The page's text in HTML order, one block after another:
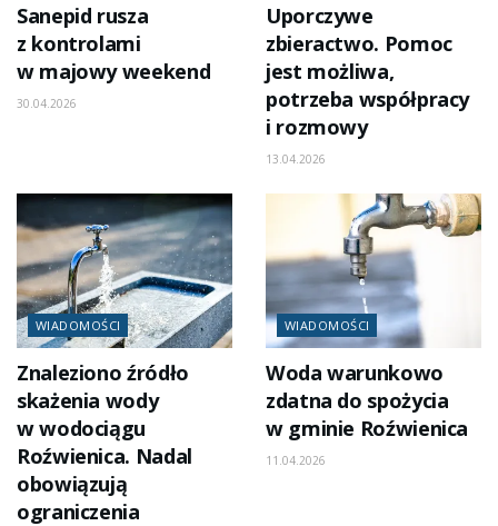
Sanepid rusza
z kontrolami
w majowy weekend
30.04.2026
Uporczywe
zbieractwo. Pomoc
jest możliwa,
potrzeba współpracy
i rozmowy
13.04.2026
WIADOMOŚCI
Znaleziono źródło
skażenia wody
w wodociągu
Roźwienica. Nadal
obowiązują
ograniczenia
WIADOMOŚCI
Woda warunkowo
zdatna do spożycia
w gminie Roźwienica
11.04.2026